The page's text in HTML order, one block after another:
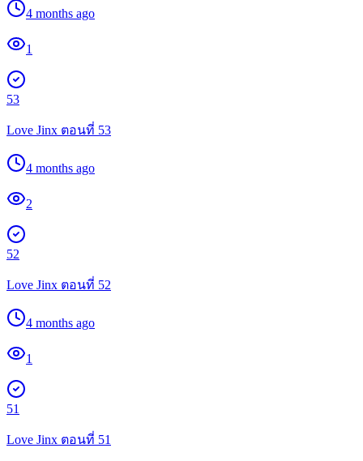
4 months ago
1
53
Love Jinx ตอนที่ 53
4 months ago
2
52
Love Jinx ตอนที่ 52
4 months ago
1
51
Love Jinx ตอนที่ 51